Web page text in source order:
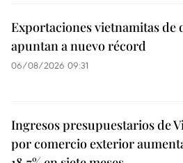
Exportaciones vietnamitas de
apuntan a nuevo récord
06/08/2026 09:31
Ingresos presupuestarios de
por comercio exterior